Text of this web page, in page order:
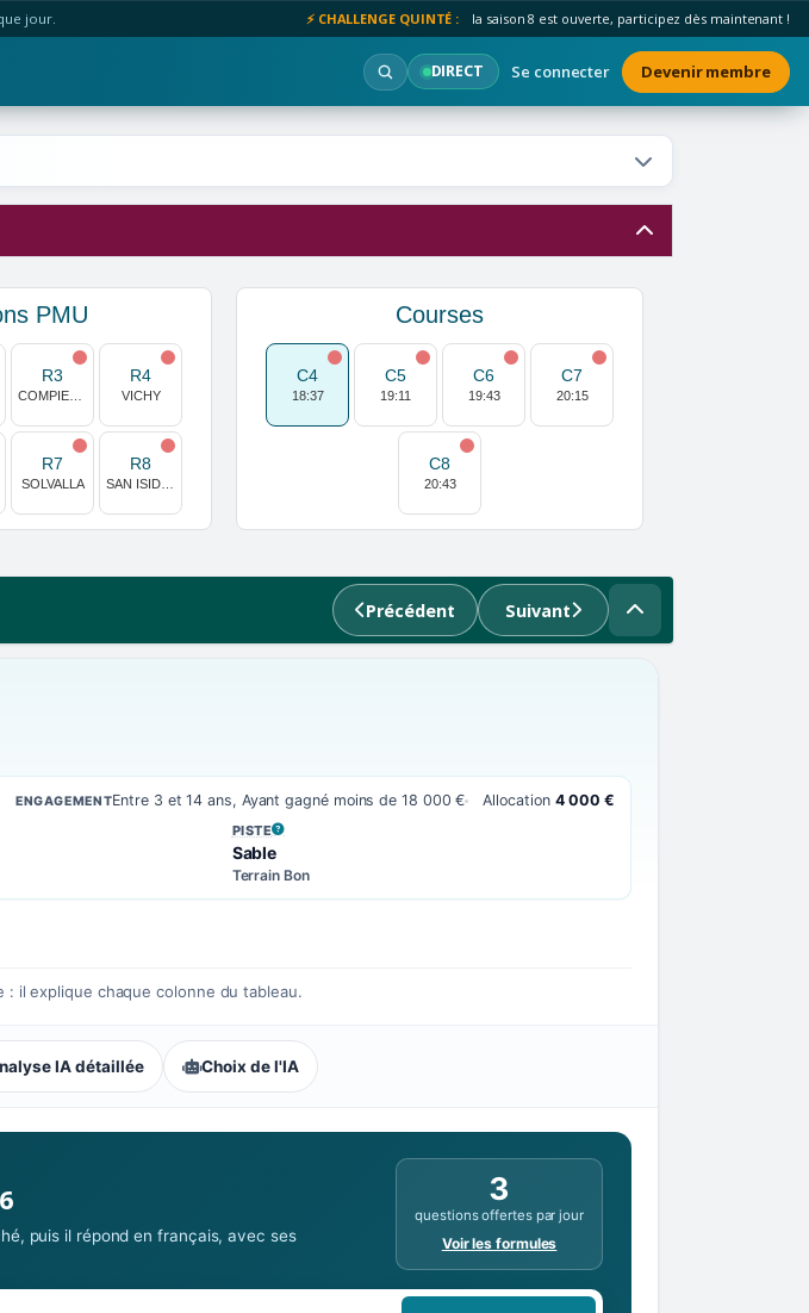
jour. ⚡ CHALLENGE QUINTÉ : la saison 8 est ouverte, participez dès maintenant !
DIRECT Se connecter Devenir membre
PMU
R3 R4
VICHY
R7
SOLVALLA
R8
Courses
C4
18:37
C5
19:11
C6
19:43
C7
20:15
C8
20:43
Précédent Suivant
ENGAGEMENTEntre 3 et 14 ans, Ayant gagné moins de 18 000 € Allocation 4 000 €
PISTE
, VOIR LA DÉFINITION
Sable
Terrain Bon
: il explique chaque colonne du tableau.
IA détaillée Choix de l'IA
puis il répond en français, avec ses
3
questions offertes par jour
Voir les formules